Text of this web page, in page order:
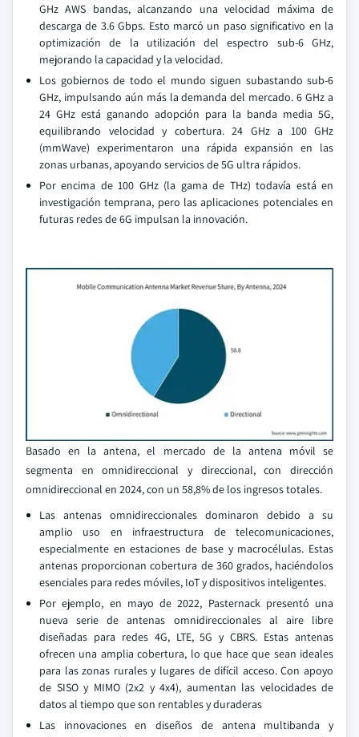
GHz AWS bandas, alcanzando una velocidad máxima de
descarga de 3.6 Gbps. Esto marcó un paso significativo en la
optimización de la utilización del espectro sub-6 GHz,
mejorando la capacidad y la velocidad.
Los gobiernos de todo el mundo siguen subastando sub-6
GHz, impulsando aún más la demanda del mercado. 6 GHz a
24 GHz está ganando adopción para la banda media 5G,
equilibrando velocidad y cobertura. 24 GHz a 100 GHz
(mmWave) experimentaron una rápida expansión en las
zonas urbanas, apoyando servicios de 5G ultra rápidos.
Por encima de 100 GHz (la gama de THz) todavía está en
investigación temprana, pero las aplicaciones potenciales en
futuras redes de 6G impulsan la innovación.
Basado en la antena, el mercado de la antena móvil se
segmenta en omnidireccional y direccional, con dirección
omnidireccional en 2024, con un 58,8% de los ingresos totales.
Las antenas omnidireccionales dominaron debido a su
amplio uso en infraestructura de telecomunicaciones,
especialmente en estaciones de base y macrocélulas. Estas
antenas proporcionan cobertura de 360 grados, haciéndolos
esenciales para redes móviles, IoT y dispositivos inteligentes.
Por ejemplo, en mayo de 2022, Pasternack presentó una
nueva serie de antenas omnidireccionales al aire libre
diseñadas para redes 4G, LTE, 5G y CBRS. Estas antenas
ofrecen una amplia cobertura, lo que hace que sean ideales
para las zonas rurales y lugares de difícil acceso. Con apoyo
de SISO y MIMO (2x2 y 4x4), aumentan las velocidades de
datos al tiempo que son rentables y duraderas
Las innovaciones en diseños de antena multibanda y